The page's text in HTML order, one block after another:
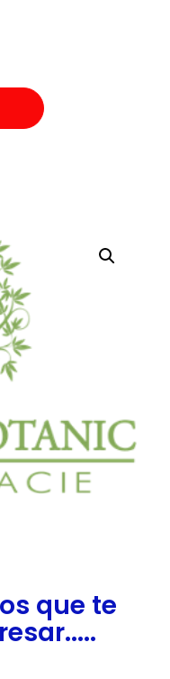
que te